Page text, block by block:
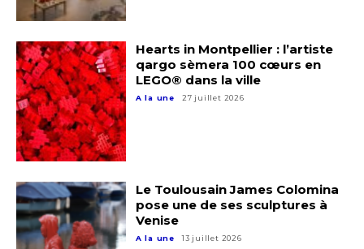
Nom
Hearts in Montpellier : l’artiste
qargo sèmera 100 cœurs en
LEGO® dans la ville
A la une 27 juillet 2026
Le Toulousain James Colomina
pose une de ses sculptures à
Venise
A la une 13 juillet 2026